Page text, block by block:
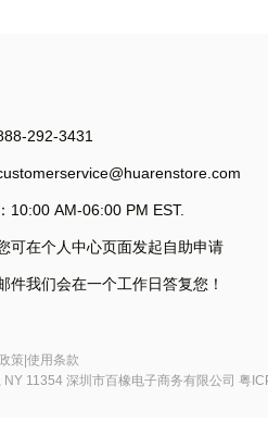
292-3431
10:00 AM-06:00 PM EST.
可在个人中心页面发起自助申请
件我们会在一个工作日答复您！
策 使用条款
11354 深圳市百橡电子商务有限公司 粤